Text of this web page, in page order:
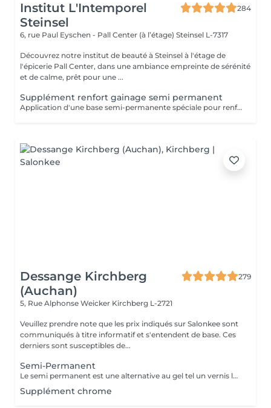
Institut L'Intemporel
Steinsel
284
6, rue Paul Eyschen - Pall Center (à l’étage) Steinsel L-7317
Découvrez notre institut de beauté à Steinsel à l'étage de
l'épicerie Pall Center, dans une ambiance empreinte de sérénité
et de calme, prêt pour une ...
Supplément renfort gainage semi permanent
Application d'une base semi-permanente spéciale pour renforcer et prolonger la tenue du vernis semi-permanent (En complément d'une manucure avec semi-permanent uniquement)
Dessange Kirchberg
(Auchan)
279
5, Rue Alphonse Weicker Kirchberg L-2721
Veuillez prendre note que les prix indiqués sur Salonkee sont
communiqués à titre informatif et s'entendent de base. Ces
derniers sont susceptibles de...
Semi-Permanent
Le semi permanent est une alternative au gel tel un vernis longue durée pour une durée de deux semaines et demi à trois semaines de tenue (maximum ) Le retrait doit se faire uniquement au salon et nous le recommandons de manière ponctuelle. La manucure sèche est comprise dans cette prestation . Comme chaque cliente est unique, nous vous invitons à vous rapprocher d'une collaboratrice pour d'avantages d'informations
Supplément chrome